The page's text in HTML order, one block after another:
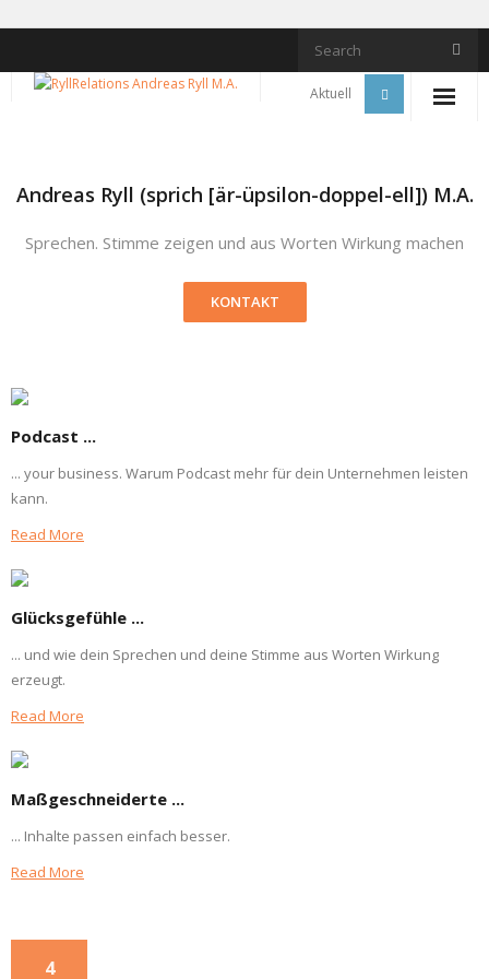
content
Aktuell
Andreas Ryll (sprich [är-üpsilon-doppel-ell]) M.A.
Sprechen. Stimme zeigen und aus Worten Wirkung machen
KONTAKT
Podcast ...
... your business. Warum Podcast mehr für dein Unternehmen leisten
kann.
Read More
Glücksgefühle ...
... und wie dein Sprechen und deine Stimme aus Worten Wirkung
erzeugt.
Read More
Maßgeschneiderte ...
... Inhalte passen einfach besser.
Read More
4